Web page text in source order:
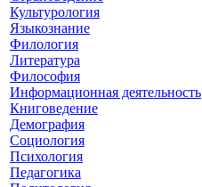
Культурология
Языкознание
Филология
Литература
Философия
Информационная деятельность
Книговедение
Демография
Социология
Психология
Педагогика